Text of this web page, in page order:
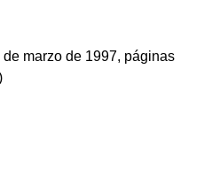
de marzo de 1997, páginas
)